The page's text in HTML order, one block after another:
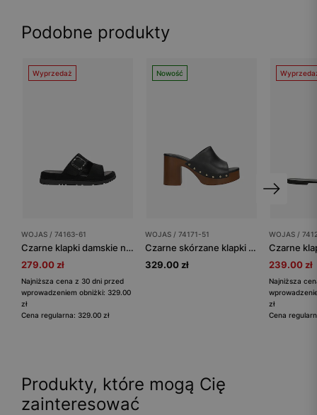
Podobne produkty
Wyprzedaż
WOJAS / 74163-61
Czarne klapki damskie na platformie
279.00 zł
Najniższa cena z 30 dni przed
wprowadzeniem obniżki: 329.00
zł
Cena regularna: 329.00 zł
Nowość
WOJAS / 74171-51
Czarne skórzane klapki na słupku i platformie
329.00 zł
WOJAS /
239.00 zł
Najniższa
zł
Cena
Produkty, które mogą Cię
zainteresować